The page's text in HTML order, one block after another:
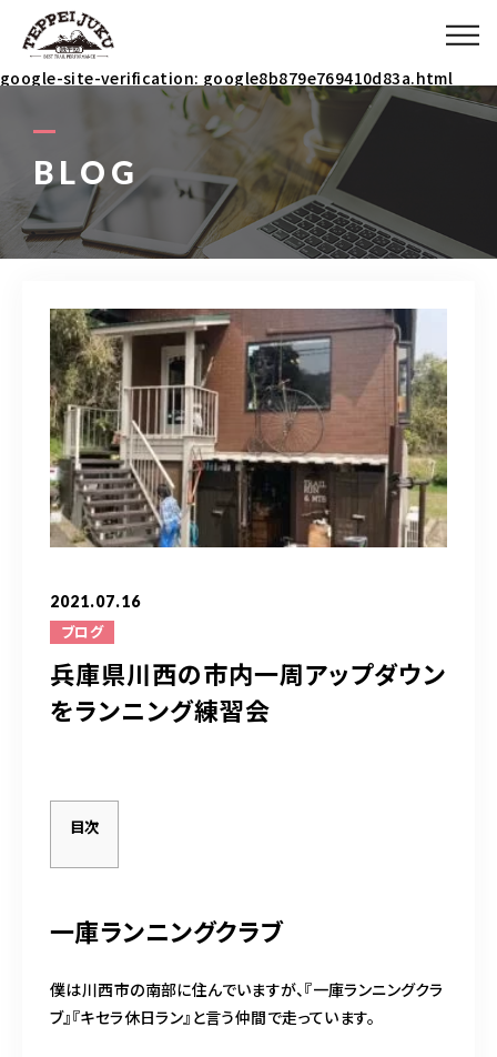
google-site-verification: google8b879e769410d83a.html
BLOG
2021.07.16
ブログ
兵庫県川西の市内一周アップダウン
をランニング練習会
目次
一庫ランニングクラブ
僕は川西市の南部に住んでいますが、『一庫ランニングクラ
ブ』『キセラ休日ラン』と言う仲間で走っています。
ABOUT
MENU
ITEM
COACH
BLOG
090-3031-5927
9：00～23：00 イベント時は除く(メールで連絡ください)
お問い合わせはこちら